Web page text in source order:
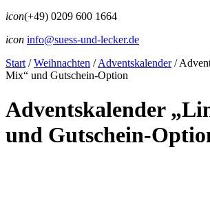
icon(+49) 0209 600 1664
icon info@suess-und-lecker.de
Start / Weihnachten /Adventskalender /
Mix“ und Gutschein-Option
Adventskalender
und Gutschein-